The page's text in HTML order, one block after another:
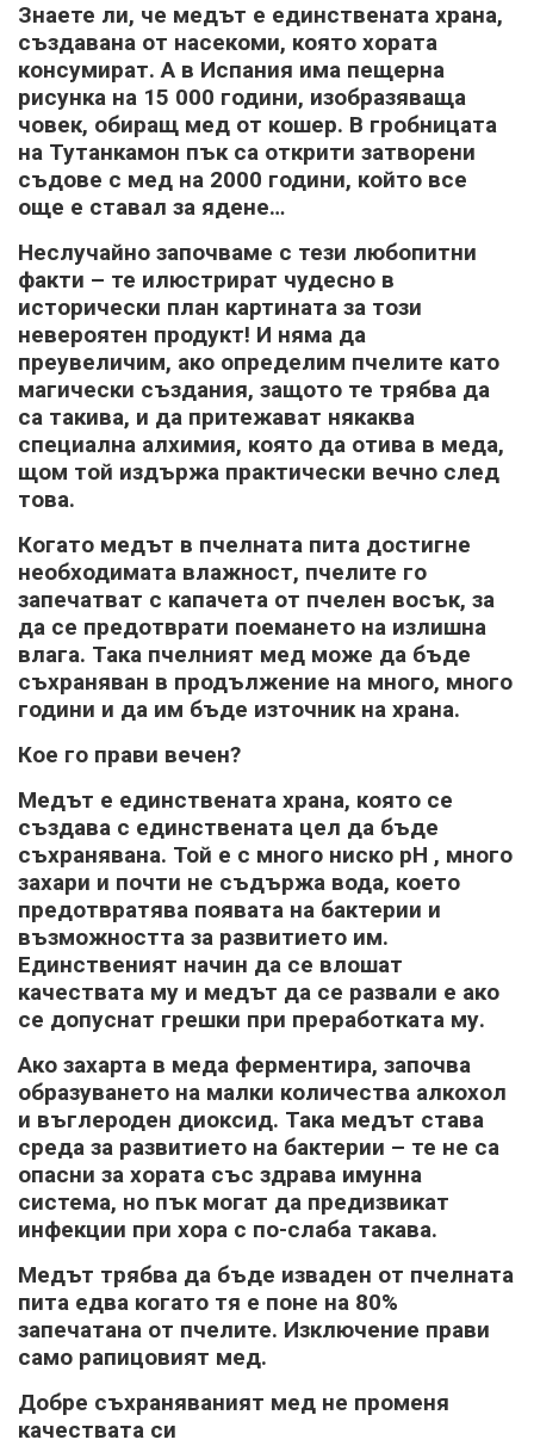
Знаете ли, че медът е единствената храна,
създавана от насекоми, която хората
консумират. А в Испания има пещерна
рисунка на 15 000 години, изобразяваща
човек, обиращ мед от кошер. В гробницата
на Тутанкамон пък са открити затворени
съдове с мед на 2000 години, който все
още е ставал за ядене…
Неслучайно започваме с тези любопитни
факти – те илюстрират чудесно в
исторически план картината за този
невероятен продукт! И няма да
преувеличим, ако определим пчелите като
магически създания, защото те трябва да
са такива, и да притежават някаква
специална алхимия, която да отива в меда,
щом той издържа практически вечно след
това.
Когато медът в пчелната пита достигне
необходимата влажност, пчелите го
запечатват с капачета от пчелен восък, за
да се предотврати поемането на излишна
влага. Така пчелният мед може да бъде
съхраняван в продължение на много, много
години и да им бъде източник на храна.
Кое го прави вечен?
Медът е единствената храна, която се
създава с единствената цел да бъде
съхранявана. Той е с много ниско pH , много
захари и почти не съдържа вода, което
предотвратява появата на бактерии и
възможността за развитието им.
Единственият начин да се влошат
качествата му и медът да се развали е ако
се допуснат грешки при преработката му.
Ако захарта в меда ферментира, започва
образуването на малки количества алкохол
и въглероден диоксид. Така медът става
среда за развитието на бактерии – те не са
опасни за хората със здрава имунна
система, но пък могат да предизвикат
инфекции при хора с по-слаба такава.
Медът трябва да бъде изваден от пчелната
пита едва когато тя е поне на 80%
запечатана от пчелите. Изключение прави
само рапицовият мед.
Добре съхраняваният мед не променя
качествата си